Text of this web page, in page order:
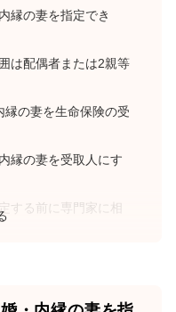
縁の妻を指定でき
は配偶者または2親等
の妻を生命保険の受
縁の妻を受取人にす
する前に専門家に相
受取人にできるが、